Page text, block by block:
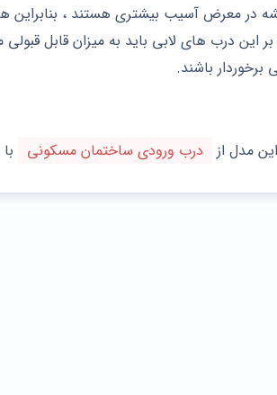
در معرض آسیب بیشتری هستند ، بنابراین
درب های لابی باید به میزان قابل
باشند.
مدل از
درب ورودی ساختمان مسکونی